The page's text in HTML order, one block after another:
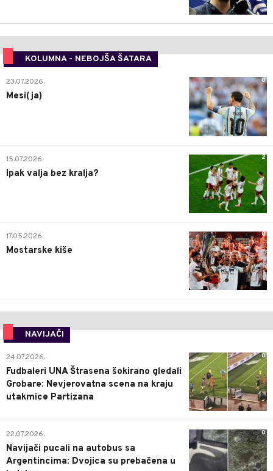
KOLUMNA - NEBOJŠA ŠATARA
0
23.07.2026.
Mesi(ja)
2
15.07.2026.
Ipak valja bez kralja?
0
17.05.2026.
Mostarske kiše
NAVIJAČI
0
24.07.2026.
Fudbaleri UNA Štrasena šokirano gledali
Grobare: Nevjerovatna scena na kraju
utakmice Partizana
0
22.07.2026.
Navijači pucali na autobus sa
Argentincima: Dvojica su prebačena u